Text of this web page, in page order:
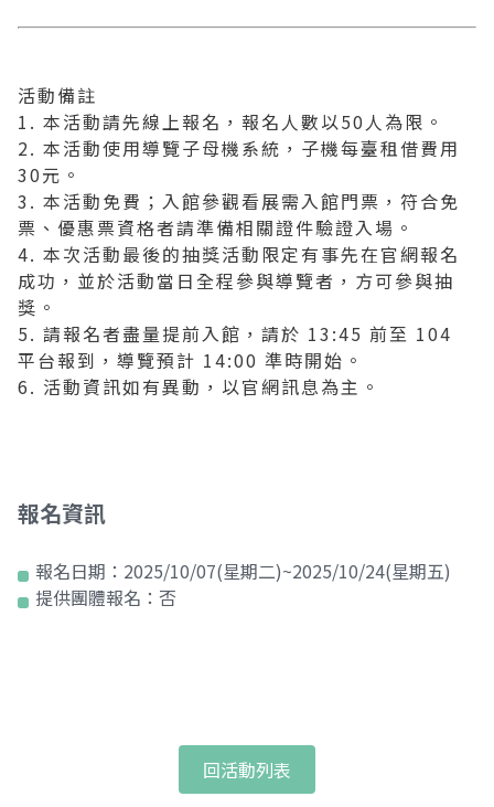
活動備註
1. 本活動請先線上報名，報名人數以50人為限。
2. 本活動使用導覽子母機系統，子機每臺租借費用
30元。
3. 本活動免費；入館參觀看展需入館門票，符合免
票、優惠票資格者請準備相關證件驗證入場。
4. 本次活動最後的抽獎活動限定有事先在官網報名
成功，並於活動當日全程參與導覽者，方可參與抽
獎。
5. 請報名者盡量提前入館，請於 13:45 前至 104
平台報到，導覽預計 14:00 準時開始。
6. 活動資訊如有異動，以官網訊息為主。
報名資訊
報名日期： 2025/10/07(星期二)~2025/10/24(星期五)
提供團體報名： 否
回活動列表